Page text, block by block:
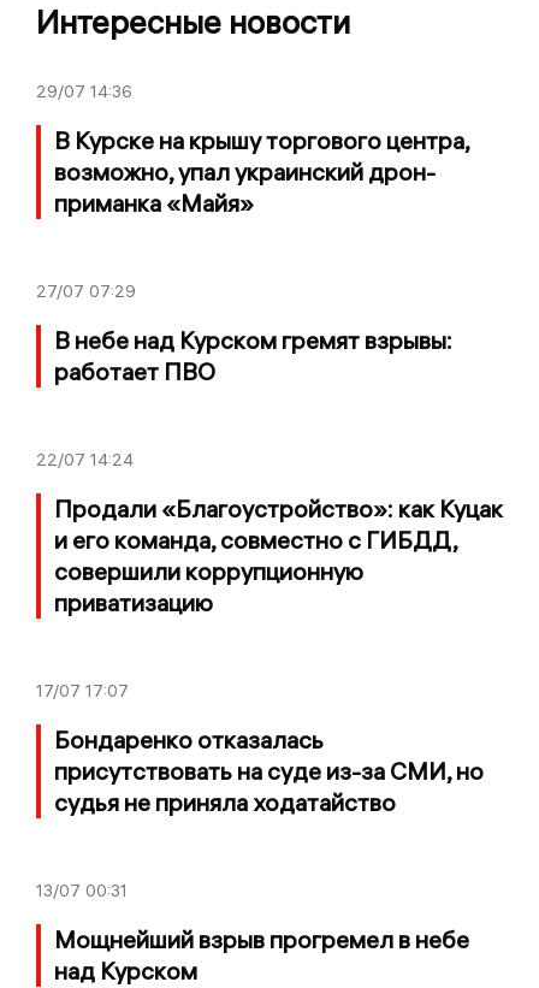
Интересные новости
29/07 14:36
В Курске на крышу торгового центра,
возможно, упал украинский дрон-
приманка «Майя»
27/07 07:29
В небе над Курском гремят взрывы:
работает ПВО
22/07 14:24
Продали «Благоустройство»: как Куцак
и его команда, совместно с ГИБДД,
совершили коррупционную
приватизацию
17/07 17:07
Бондаренко отказалась
присутствовать на суде из-за СМИ, но
судья не приняла ходатайство
13/07 00:31
Мощнейший взрыв прогремел в небе
над Курском